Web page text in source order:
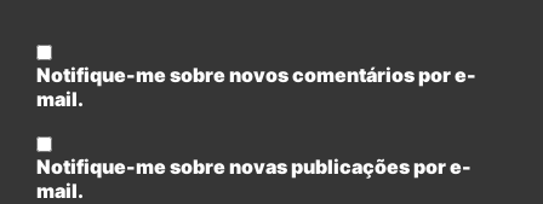
Notifique-me sobre novos comentários por e-
mail.
Notifique-me sobre novas publicações por e-
mail.